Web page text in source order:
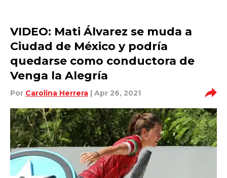
VIDEO: Mati Álvarez se muda a
Ciudad de México y podría
quedarse como conductora de
Venga la Alegría
Por Carolina Herrera | Apr 26, 2021